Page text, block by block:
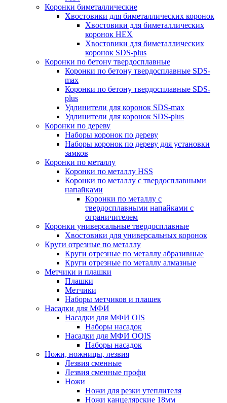
Коронки биметаллические
Хвостовики для биметаллических коронок
Хвостовики для биметаллических
коронок HEX
Хвостовики для биметаллических
коронок SDS-plus
Коронки по бетону твердосплавные
Коронки по бетону твердосплавные SDS-
max
Коронки по бетону твердосплавные SDS-
plus
Удлинители для коронок SDS-max
Удлинители для коронок SDS-plus
Коронки по дереву
Наборы коронок по дереву
Наборы коронок по дереву для установки
замков
Коронки по металлу
Коронки по металлу HSS
Коронки по металлу с твердосплавными
напайками
Коронки по металлу с
твердосплавными напайками c
ограничителем
Коронки универсальные твердосплавные
Хвостовики для универсальных коронок
Круги отрезные по металлу
Круги отрезные по металлу абразивные
Круги отрезные по металлу алмазные
Метчики и плашки
Плашки
Метчики
Наборы метчиков и плашек
Насадки для МФИ
Насадки для МФИ OIS
Наборы насадок
Насадки для МФИ OQIS
Наборы насадок
Ножи, ножницы, лезвия
Лезвия сменные
Лезвия сменные профи
Ножи
Ножи для резки утеплителя
Ножи канцелярские 18мм